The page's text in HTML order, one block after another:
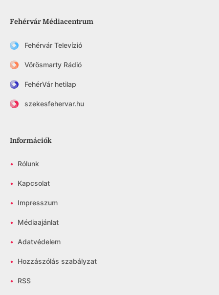
Fehérvár Médiacentrum
Fehérvár Televízió
Vörösmarty Rádió
FehérVár hetilap
szekesfehervar.hu
Információk
• Rólunk
• Kapcsolat
• Impresszum
• Médiaajánlat
• Adatvédelem
• Hozzászólás szabályzat
• RSS